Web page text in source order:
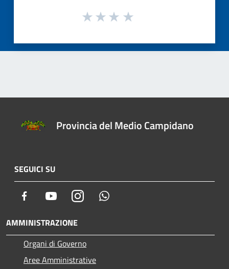
Provincia del Medio Campidano
SEGUICI SU
Facebook YoutubeInstagram
AMMINISTRAZIONE
Organi di Governo
Aree Amministrative